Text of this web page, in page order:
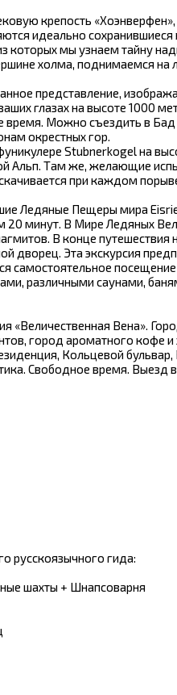
крепость
идеально сохранившиеся
мы узнаем тайну
холма, поднимаемся на
представление,
глазах на высоте 1000
Можно съездить в Бад
окрестных гор.
Stubnerkogel на
Альп. Там же, желающие
при каждом
Ледяные Пещеры мира
минут. В Мире Ледяных
В конце
дворец. Эта экскурсия
самостоятельное
различными саунами,
«Величественная Вена».
город ароматного кофе
Кольцевой
Свободное время. Выезд
русскоязычного гида:
шахты + Шнапсоварня